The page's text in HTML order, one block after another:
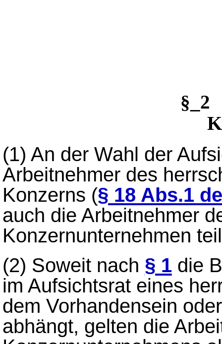
§_2
(1) An der Wahl der
Arbeitnehmer des
Konzerns (§ 18 Abs.1
auch die Arbeitnehmer
Konzernunternehmen
(2) Soweit nach § 1die
im Aufsichtsrat eines
dem Vorhandensein
abhängt, gelten die